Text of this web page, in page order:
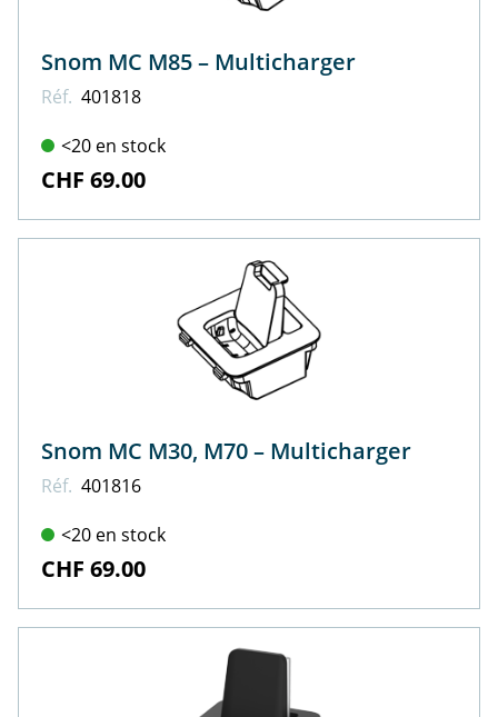
Snom MC M85 – Multicharger
Réf. 401818
<20 en stock
CHF 69.00
Snom MC M30, M70 – Multicharger
Réf. 401816
<20 en stock
CHF 69.00